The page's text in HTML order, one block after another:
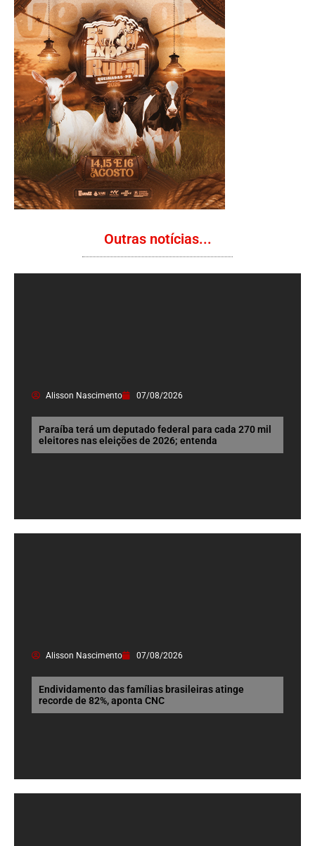
Outras notícias...
Alisson Nascimento 07/08/2026
Paraíba terá um deputado federal para cada 270 mil
eleitores nas eleições de 2026; entenda
Alisson Nascimento 07/08/2026
Endividamento das famílias brasileiras atinge
recorde de 82%, aponta CNC